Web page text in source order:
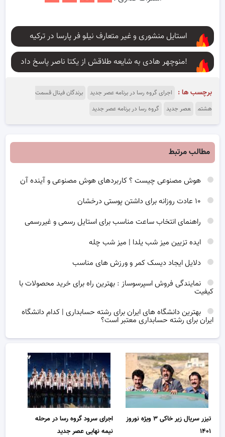
استایل منشوری و غیر متعارف نیلو فر پارسا در ترکیه
منوچهر هادی به شایعه طلاقش از یکتا ناصر پاسخ داد!
برچسب ها : اجرای گروه رسا در برنامه عصر جدید
برندگان فینال قسمت
هشتم
عصر جدید گروه رسا در برنامه عصر جدید
مطالب مرتبط
هوش مصنوعی چیست ؟ کاربردهای هوش مصنوعی و آینده آن
راهنمای انتخاب ساعت مناسب برای استایل رسمی و غیررسمی
ایده تزیین میز شب یلدا | میز شب چله
دلایل ایجاد دیسک کمر و ورزش های مناسب
نمایندگی فروش اسپرسوساز : بهترین راه برای خرید محصولات با
کیفیت
بهترین دانشگاه های ایران برای رشته حسابداری | کدام دانشگاه
ایران برای رشته حسابداری معتبر است؟
تیزر سریال زیر خاکی ۳ ویژه نوروز
۱۴۰۱
اجرای سرود گروه رسا در مرحله
نیمه نهایی عصر جدید